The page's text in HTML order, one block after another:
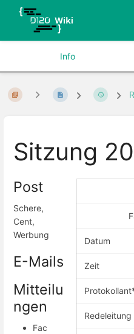
Info
Sitzung
Datum
Zeit
Redeleitung
Post
Schere,
Cent,
Werbung
E-Mails
Mitteilu
ngen
Fac